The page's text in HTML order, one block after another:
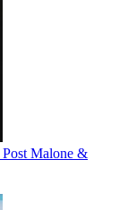
Post Malone &